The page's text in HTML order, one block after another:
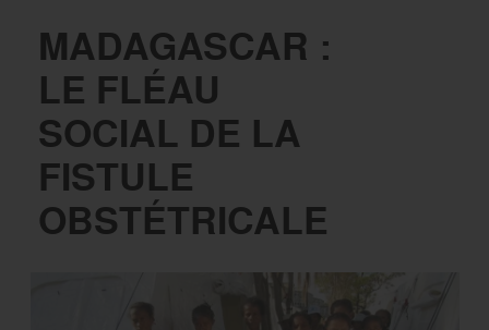
MADAGASCAR :
LE FLÉAU
SOCIAL DE LA
FISTULE
OBSTÉTRICALE